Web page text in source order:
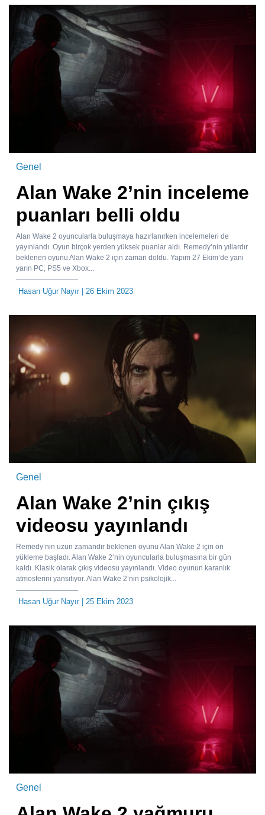
Genel
Alan Wake 2’nin inceleme
puanları belli oldu
Alan Wake 2 oyuncularla buluşmaya hazırlanırken incelemeleri de
yayınlandı. Oyun birçok yerden yüksek puanlar aldı. Remedy’nin yıllardır
beklenen oyunu Alan Wake 2 için zaman doldu. Yapım 27 Ekim’de yani
yarın PC, PS5 ve Xbox...
Hasan Uğur Nayır| 26 Ekim 2023
Genel
Alan Wake 2’nin çıkış
videosu yayınlandı
Remedy’nin uzun zamandır beklenen oyunu Alan Wake 2 için ön
yükleme başladı. Alan Wake 2‘nin oyuncularla buluşmasına bir gün
kaldı. Klasik olarak çıkış videosu yayınlandı. Video oyunun karanlık
atmosferini yansıtıyor. Alan Wake 2’nin psikolojik...
Hasan Uğur Nayır| 25 Ekim 2023
Genel